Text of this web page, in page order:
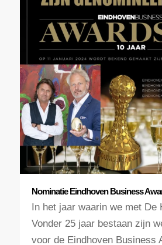
Nominatie Eindhoven Business
In het jaar waarin we met De
Vonder 25 jaar bestaan zijn
voor de Eindhoven Business